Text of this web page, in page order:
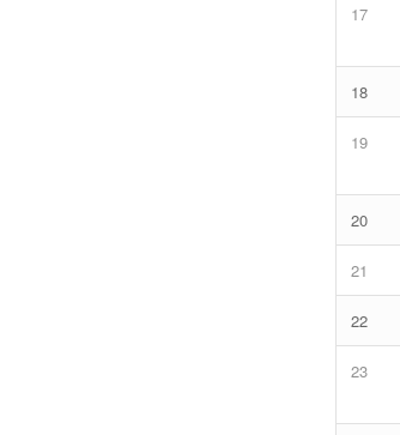
17
18
19
20
21
22
23